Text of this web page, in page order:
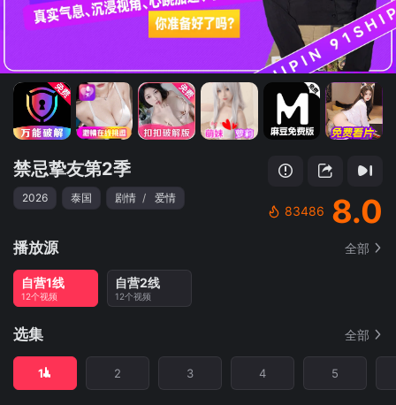
禁忌挚友第2季
2026 泰国 剧情 / 爱情
83486 8.0
播放源 全部
自营1线
12个视频
自营2线
12个视频
选集 全部
1 2 3 4 5